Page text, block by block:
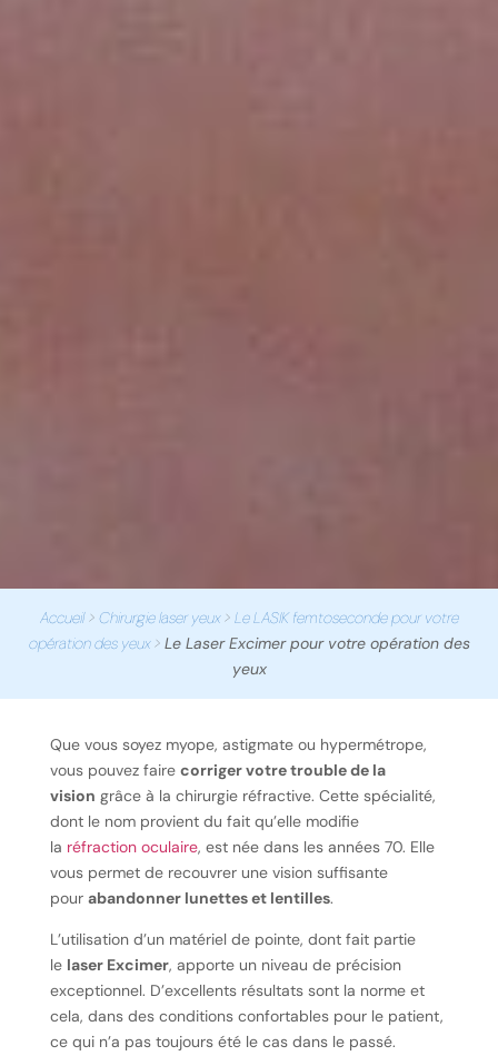
Accueil> Chirurgie laser yeux> Le LASIK femtoseconde pour votre
opération des yeux> Le Laser Excimer pour votre opération des
yeux
Que vous soyez myope, astigmate ou hypermétrope,
vous pouvez faire corriger votre trouble de la
vision grâce à la chirurgie réfractive. Cette spécialité,
dont le nom provient du fait qu’elle modifie
la réfraction oculaire, est née dans les années 70. Elle
vous permet de recouvrer une vision suffisante
pour abandonner lunettes et lentilles.
L’utilisation d’un matériel de pointe, dont fait partie
le laser Excimer, apporte un niveau de précision
exceptionnel. D’excellents résultats sont la norme et
cela, dans des conditions confortables pour le patient,
ce qui n’a pas toujours été le cas dans le passé.